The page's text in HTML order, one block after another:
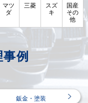
マツ
ダ
三菱
スズ
キ
国産
その
他
例
鈑金・塗装